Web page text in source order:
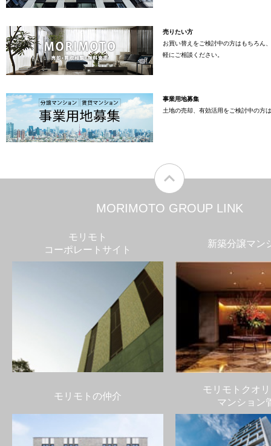
売りたい方
お買い替えをご検討中の方はもちろん
軽にご相談ください。
事業用地募集
土地の売却、有効活用をご検討中の方
MORIMOTO GROUP LINK
モリモト
コーポレートサイト
新築分譲マン
モリモトの仲介
モリモトクオ
マンション